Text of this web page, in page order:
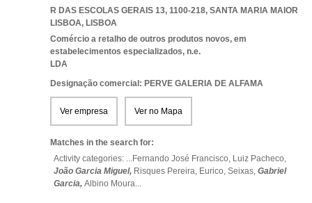
R DAS ESCOLAS GERAIS 13, 1100-218, SANTA MARIA MAIOR
LISBOA, LISBOA
Comércio a retalho de outros produtos novos, em
estabelecimentos especializados, n.e.
LDA
Designação comercial: PERVE GALERIA DE ALFAMA
Ver empresa Ver no Mapa
Matches in the search for:
Activity categories: ...Fernando José Francisco, Luiz Pacheco,
João Garcia Miguel, Risques Pereira, Eurico, Seixas, Gabriel
Garcia, Albino Moura...